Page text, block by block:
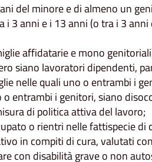
del minore e di almeno un
3 anni e i 13 anni (o tra i 3
affidatarie e mono
siano lavoratori dipendenti,
nelle quali uno o entrambi i
entrambi i genitori, siano
di politica attiva del lavoro;
o rientri nelle fattispecie di
in compiti di cura, valutati
con disabilità grave o non